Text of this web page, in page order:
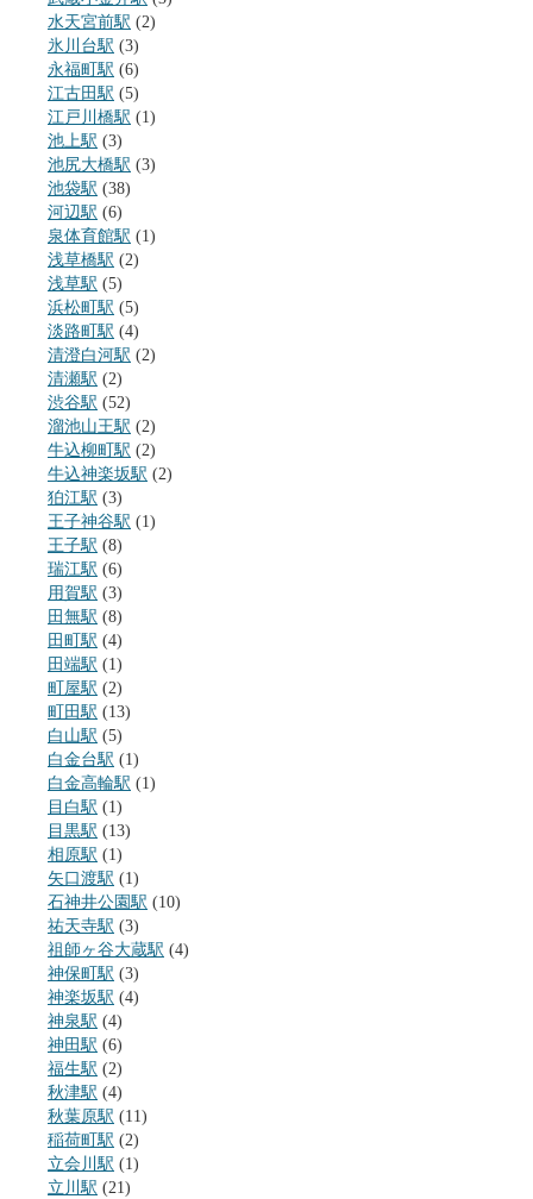
水天宮前駅 (2)
氷川台駅 (3)
永福町駅 (6)
江古田駅 (5)
江戸川橋駅 (1)
池上駅 (3)
池尻大橋駅 (3)
池袋駅 (38)
河辺駅 (6)
泉体育館駅 (1)
浅草橋駅 (2)
浅草駅 (5)
浜松町駅 (5)
淡路町駅 (4)
清澄白河駅 (2)
清瀬駅 (2)
渋谷駅 (52)
溜池山王駅 (2)
牛込柳町駅 (2)
牛込神楽坂駅 (2)
狛江駅 (3)
王子神谷駅 (1)
王子駅 (8)
瑞江駅 (6)
用賀駅 (3)
田無駅 (8)
田町駅 (4)
田端駅 (1)
町屋駅 (2)
町田駅 (13)
白山駅 (5)
白金台駅 (1)
白金高輪駅 (1)
目白駅 (1)
目黒駅 (13)
相原駅 (1)
矢口渡駅 (1)
石神井公園駅 (10)
祐天寺駅 (3)
祖師ヶ谷大蔵駅 (4)
神保町駅 (3)
神楽坂駅 (4)
神泉駅 (4)
神田駅 (6)
福生駅 (2)
秋津駅 (4)
秋葉原駅 (11)
稲荷町駅 (2)
立会川駅 (1)
立川駅 (21)